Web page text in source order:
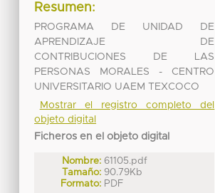
Resumen:
PROGRAMA DE UNIDAD DE
APRENDIZAJE DE
CONTRIBUCIONES DE LAS
PERSONAS MORALES - CENTRO
UNIVERSITARIO UAEM TEXCOCO
Mostrar el registro completo del
objeto digital
Ficheros en el objeto digital
Nombre: 61105.pdf
Tamaño: 90.79Kb
Formato: PDF